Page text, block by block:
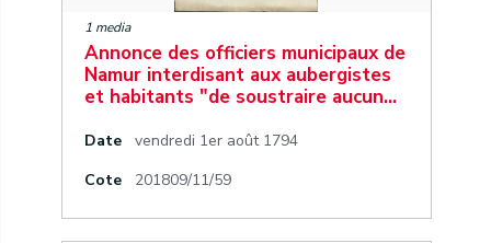
1 media
Annonce des officiers municipaux de
Namur interdisant aux aubergistes
et habitants "de soustraire aucun…
Date
vendredi 1er août 1794
Cote
201809/11/59